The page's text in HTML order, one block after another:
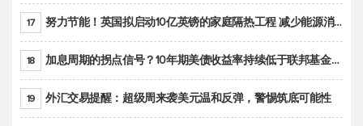
17 努力节能！英国拟启动10亿英镑的家庭隔热工程 减少能源消耗
18 加息周期的拐点信号？10年期美债收益率持续低于联邦基金利率目标区间
19 外汇交易提醒：超级周来袭美元温和反弹，警惕筑底可能性